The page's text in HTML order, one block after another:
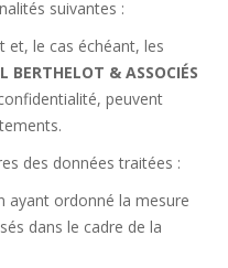
suivantes :
et, le cas échéant, les
BERTHELOT & ASSOCIÉS
peuvent
des données traitées :
ayant ordonné la mesure
dans le cadre de la